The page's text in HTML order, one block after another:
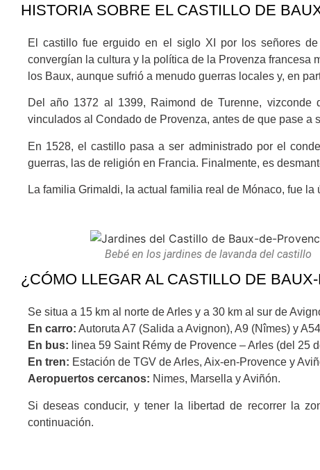
HISTORIA SOBRE EL CASTILLO DE
El castillo fue erguido en el siglo XI por los señores
convergían la cultura y la política de la Provenza
los Baux, aunque sufrió a menudo guerras locales y, en
Del año 1372 al 1399, Raimond de Turenne,
vinculados al Condado de Provenza, antes de que pase
En 1528, el castillo pasa a ser administrado por el
guerras, las de religión en Francia. Finalmente, es
La familia Grimaldi, la actual familia real de Mónaco, fue
Bebé en los jardines de lavanda del castillo
¿CÓMO LLEGAR AL CASTILLO DE
Se situa a 15 km al norte de Arles y a 30 km al sur de
En carro: Autoruta A7 (Salida a Avignon), A9 (Nîmes) y
En bus: linea 59 Saint Rémy de Provence – Arles (del 25
En tren: Estación de TGV de Arles, Aix-en-Provence y
Aeropuertos cercanos: Nimes, Marsella y Aviñón.
Si deseas conducir, y tener la libertad de recorrer la
continuación.